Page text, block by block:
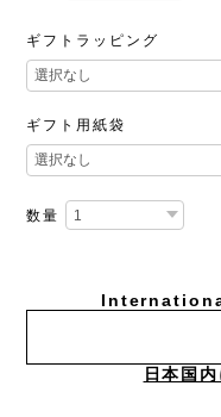
ギフトラッピング
ギフト用紙袋
数量
日本国